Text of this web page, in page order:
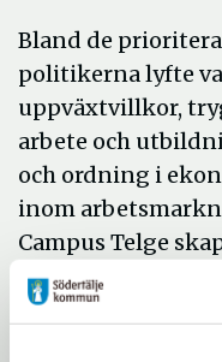
Bland de
politikerna lyfte
uppväxtvillkor,
arbete och
och ordning i
inom
Campus Telge
näringsliv,
På uppdrag av